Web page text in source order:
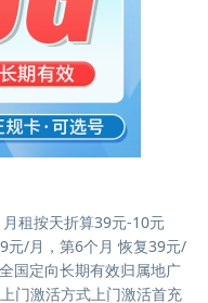
租按天折算39元-10元
元/月，第6个月 恢复39元/
国定向长期有效归属地广
门激活方式上门激活首充